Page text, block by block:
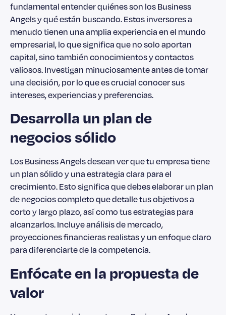
fundamental entender quiénes son los Business
Angels y qué están buscando. Estos inversores a
menudo tienen una amplia experiencia en el mundo
empresarial, lo que significa que no solo aportan
capital, sino también conocimientos y contactos
valiosos. Investigan minuciosamente antes de tomar
una decisión, por lo que es crucial conocer sus
intereses, experiencias y preferencias.
Desarrolla un plan de
negocios sólido
Los Business Angels desean ver que tu empresa tiene
un plan sólido y una estrategia clara para el
crecimiento. Esto significa que debes elaborar un plan
de negocios completo que detalle tus objetivos a
corto y largo plazo, así como tus estrategias para
alcanzarlos. Incluye análisis de mercado,
proyecciones financieras realistas y un enfoque claro
para diferenciarte de la competencia.
Enfócate en la propuesta de
valor